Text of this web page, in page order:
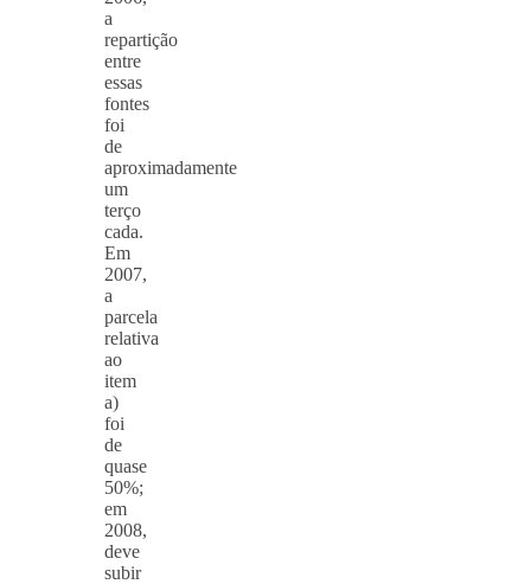
a
repartição
entre
essas
fontes
foi
de
aproximadamente
um
terço
cada.
Em
2007,
a
parcela
relativa
ao
item
a)
foi
de
quase
50%;
em
2008,
deve
subir